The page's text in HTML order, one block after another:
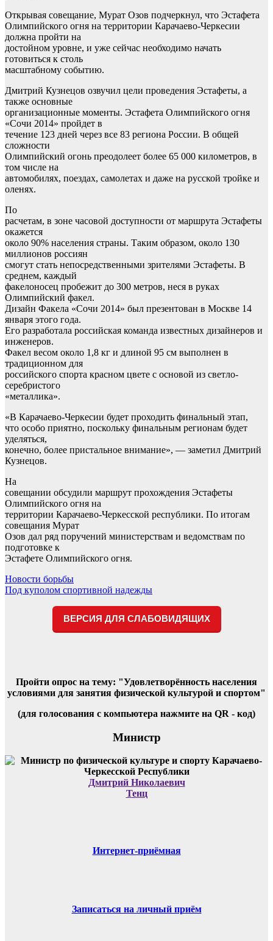
Открывая совещание, Мурат Озов подчеркнул, что Эстафета
Олимпийского огня на территории Карачаево-Черкесии
должна пройти на
достойном уровне, и уже сейчас необходимо начать
готовиться к столь
масштабному событию.
Дмитрий Кузнецов озвучил цели проведения Эстафеты, а
также основные
организационные моменты. Эстафета Олимпийского огня
«Сочи 2014» пройдет в
течение 123 дней через все 83 региона России. В общей
сложности
Олимпийский огонь преодолеет более 65 000 километров, в
том числе на
автомобилях, поездах, самолетах и даже на русской тройке и
оленях.
По
расчетам, в зоне часовой доступности от маршрута Эстафеты
окажется
около 90% населения страны. Таким образом, около 130
миллионов россиян
смогут стать непосредственными зрителями Эстафеты. В
среднем, каждый
факелоносец пробежит до 300 метров, неся в руках
Олимпийский факел.
Дизайн Факела «Сочи 2014» был презентован в Москве 14
января этого года.
Его разработала российская команда известных дизайнеров и
инженеров.
Факел весом около 1,8 кг и длиной 95 см выполнен в
традиционном для
российского спорта красном цвете с основой из светло-
серебристого
«металлика».
«В Карачаево-Черкесии будет проходить финальный этап,
что особо приятно, поскольку финальным регионам будет
уделяться,
конечно, более пристальное внимание», — заметил Дмитрий
Кузнецов.
На
совещании обсудили маршрут прохождения Эстафеты
Олимпийского огня на
территории Карачаево-Черкесской республики. По итогам
совещания Мурат
Озов дал ряд поручений министерствам и ведомствам по
подготовке к
Эстафете Олимпийского огня.
Навигация
по
записям
Новости борьбы
Под куполом спортивной надежды
ВЕРСИЯ ДЛЯ СЛАБОВИДЯЩИХ
Пройти опрос на тему: "Удовлетворённость населения
условиями для занятия физической культурой и спортом"
(для голосования с компьютера нажмите на QR - код)
Министр
Дмитрий Николаевич
Тенц
Интернет-приёмная
Записаться на личный приём